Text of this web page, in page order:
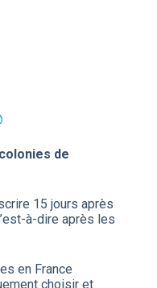
de
15 jours après
à-dire après les
en France
choisir et